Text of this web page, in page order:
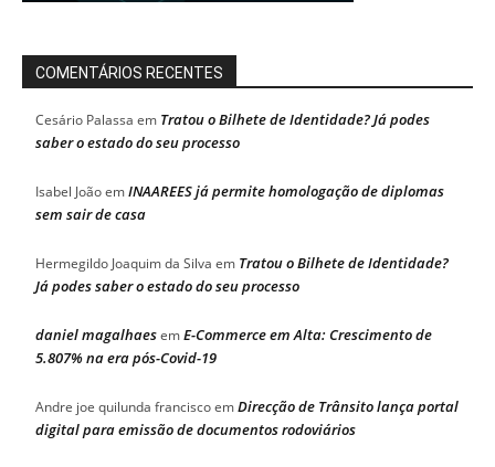
COMENTÁRIOS RECENTES
Cesário Palassa em Tratou o Bilhete de Identidade? Já podes
saber o estado do seu processo
Isabel JoãoemINAAREES já permite homologação de diplomas
sem sair de casa
Hermegildo Joaquim da Silva em Tratou o Bilhete de Identidade?
Já podes saber o estado do seu processo
daniel magalhaesemE-Commerce em Alta: Crescimento de
5.807% na era pós-Covid-19
Andre joe quilunda franciscoemDirecção de Trânsito lança portal
digital para emissão de documentos rodoviários